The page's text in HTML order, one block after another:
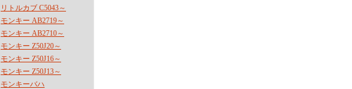
リトルカブ C5043～
モンキー AB2719～
モンキー AB2710～
モンキー Z50J20～
モンキー Z50J16～
モンキー Z50J13～
モンキーバハ